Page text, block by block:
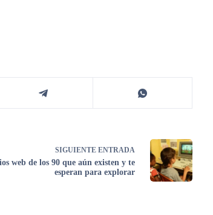
SIGUIENTEENTRADA
web de los 90 que aún existen y te
esperan para explorar